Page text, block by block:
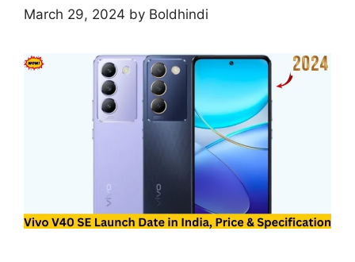
March 29, 2024 by Boldhindi